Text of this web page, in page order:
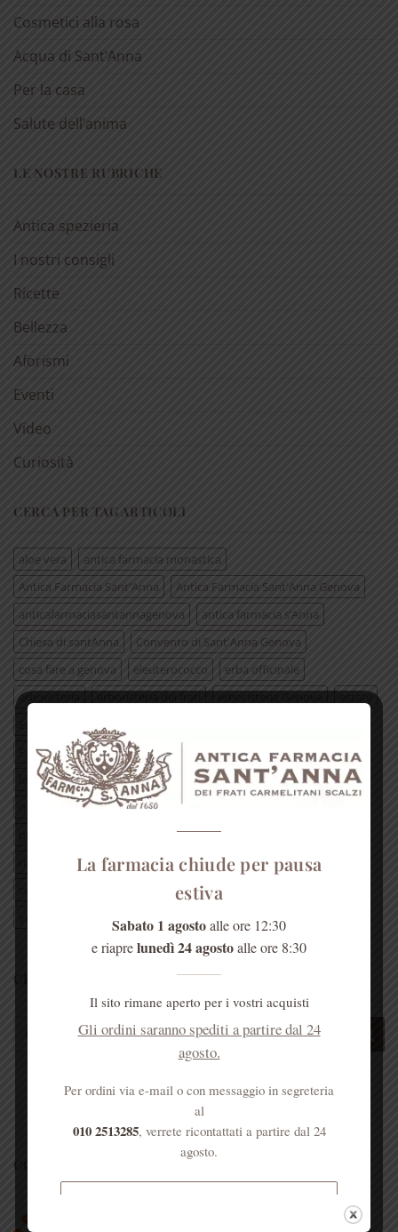
Cosmetici alla rosa
Acqua di Sant’Anna
Per la casa
Salute dell’anima
LE NOSTRE RUBRICHE
Antica spezieria
I nostri consigli
Ricette
Bellezza
Aforismi
Eventi
Video
Curiosità
CERCA PER TAG ARTICOLI
aloe vera
antica farmacia monastica
Antica Farmacia Sant'Anna
Antica Farmacia Sant'Anna Genova
anticafarmaciasantannagenova
antica farmacia s’Anna
Chiesa di santAnna
Convento di Sant'Anna Genova
cosa fare a genova
eleuterococco
erba officinale
erboristeria
Farmacia S’Anna
frate Ezio Genova
genovamorethanthis
lavanda
Liguria mal di gola miele
Monica di Loreto
padre Ezio padri carmelitani scalzi
prodotto erboristico
ricetta erboristica rimedi naturali
rosa
TV2000
vegiebotteghezena
visita guidata genova
visitgenoa visitgenova
CERCA NEL SITO
CONVENZIONI
La farmacia chiude per pausa
estiva
Sabato 1 agostoalle ore 12:30
e riaprelunedì 24 agostoalle ore 8:30
Il sito rimane aperto per i vostri acquisti
Gli ordini saranno spediti a partire dal 24
agosto.
Per ordini via e-mail o con messaggio in segreteria
al
010 2513285, verrete ricontattati a partire dal 24
agosto.